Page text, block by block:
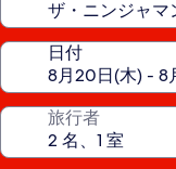
日付
旅行者